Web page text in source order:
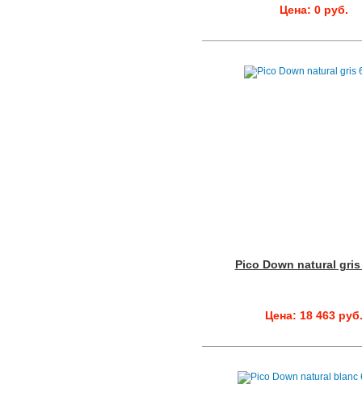
Цена: 0 руб.
Pico Down natural gris
Цена: 18 463 руб.